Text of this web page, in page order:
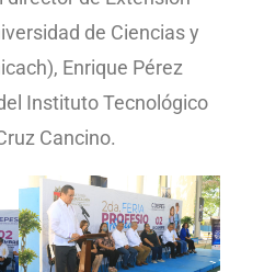
de Ciencias y
Enrique Pérez
Instituto Tecnológico
Cancino.